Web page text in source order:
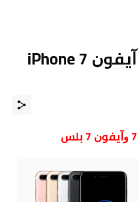
مواصفات هاتف ﺁﻳﻔﻮﻥ iPhone 7